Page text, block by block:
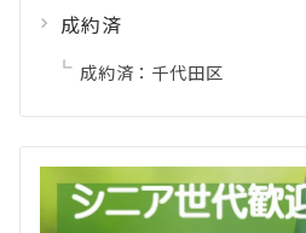
成約済
成約済：千代田区